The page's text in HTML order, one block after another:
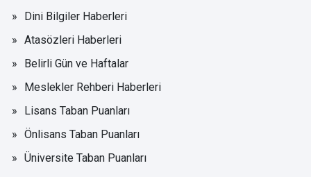
Dini Bilgiler Haberleri
Atasözleri Haberleri
Belirli Gün ve Haftalar
Meslekler Rehberi Haberleri
Lisans Taban Puanları
Önlisans Taban Puanları
Üniversite Taban Puanları